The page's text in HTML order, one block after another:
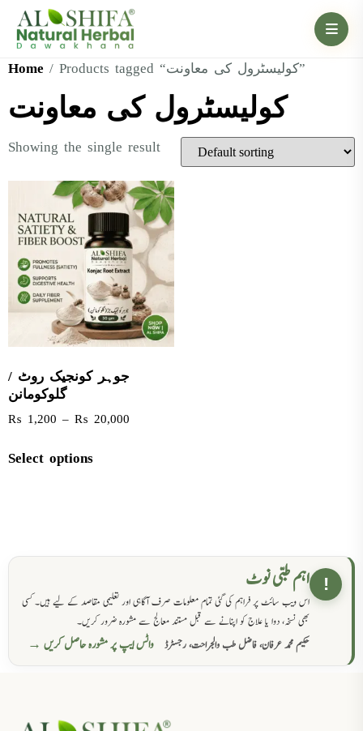
Home / Products tagged “کولیسٹرول کی معاونت”
کولیسٹرول کی معاونت
Showing the single result
جوہر کونجیک روٹ /
گلوکومانن
₨ 1,200 – ₨ 20,000
Select options
! اہم طبی نوٹ
اس ویب سائٹ پر فراہم کی گئی تمام معلومات صرف آگاہی اور تعلیمی مقاصد کے لیے ہیں۔ کسی
بھی نسخہ، دوا یا علاج کو اپنانے سے قبل مستند معالج سے مشورہ ضرور کریں۔
حکیم محمد عرفان، فاضل طب والجراحت، رجسٹرڈ
واٹس ایپ پر مشورہ حاصل کریں →